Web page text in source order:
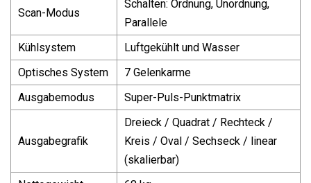
Scan-Modus
Schalten: Ordnung, Unordnung,
Parallele
Kühlsystem
Luftgekühlt und Wasser
Optisches System
7 Gelenkarme
Ausgabemodus
Super-Puls-Punktmatrix
Ausgabegrafik
Dreieck / Quadrat / Rechteck /
Kreis / Oval / Sechseck / linear
(skalierbar)